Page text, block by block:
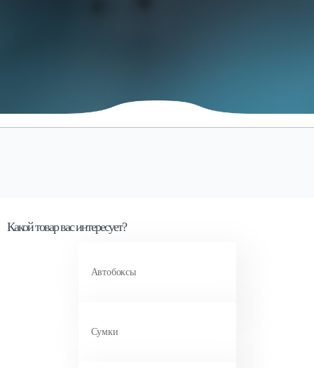
Какой товар вас интересует?
Автобоксы
Сумки